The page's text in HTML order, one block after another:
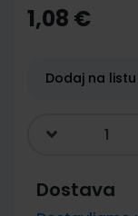
the
beginning
gallery
1,08 €
Dodaj na
Dostava